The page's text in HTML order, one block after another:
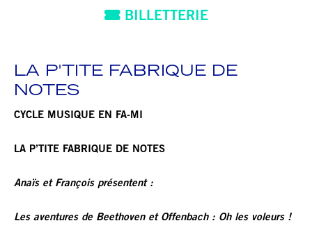
BILLETTERIE
LA P'TITE FABRIQUE DE
NOTES
CYCLE MUSIQUE EN FA-MI
LA P’TITE FABRIQUE DE NOTES
Anaïs et François présentent :
Les aventures de Beethoven et Offenbach : Oh les voleurs !